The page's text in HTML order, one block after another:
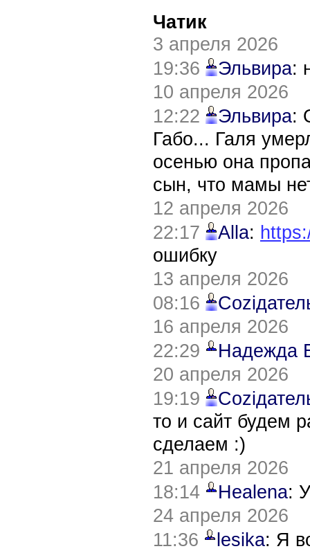
Чатик
3 апреля 2026
19:36
Эльвира:
10 апреля 2026
12:22
Эльвира:
Габо... Галя
осенью она
сын, что мамы
12 апреля 2026
22:17
Alla:
ошибку
13 апреля 2026
08:16
16 апреля 2026
22:29
Надежда
20 апреля 2026
19:19
то и сайт будем
сделаем :)
21 апреля 2026
18:14
Healena:
24 апреля 2026
11:36
lesika: Я